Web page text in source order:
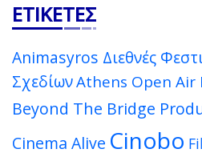
ΕΤΙΚΈΤΕΣ
Animasyros Διεθνές
ΣχεδίωνAthens Open Air
Beyond The Bridge
Cinema Alive Cinobo